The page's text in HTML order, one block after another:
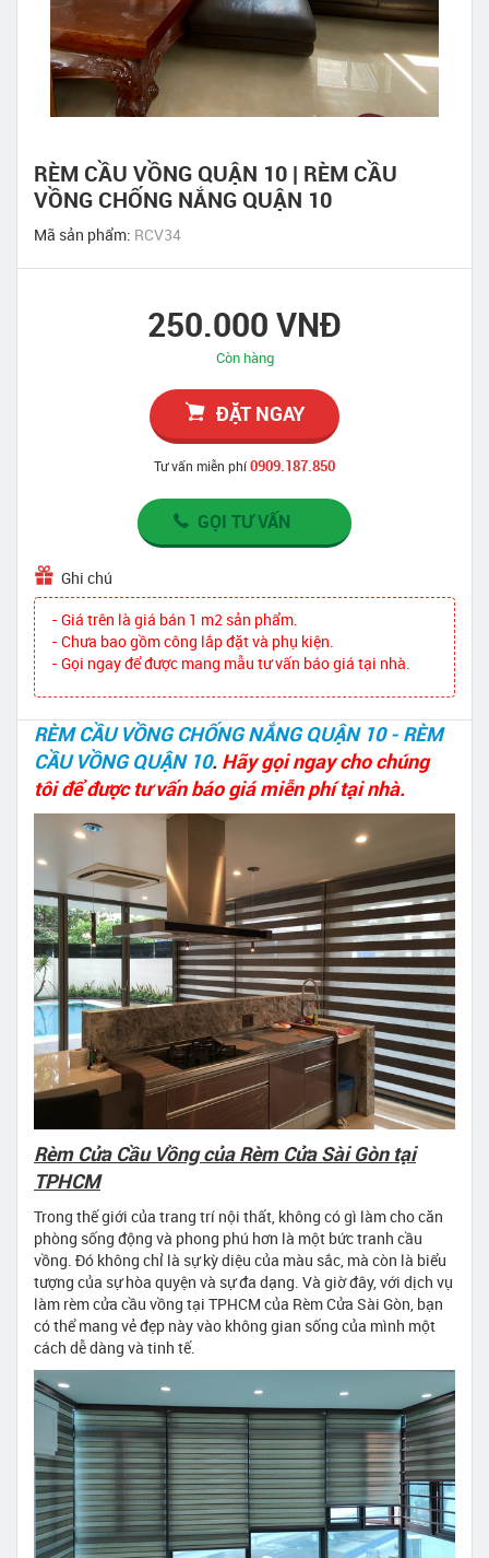
RÈM CẦU VỒNG QUẬN 10 | RÈM CẦU
VỒNG CHỐNG NẮNG QUẬN 10
Mã sản phẩm: RCV34
250.000 VNĐ
Còn hàng
ĐẶT NGAY
Tư vấn miễn phí0909.187.850
GỌI TƯ VẤN
Ghi chú
- Giá trên là giá bán 1 m2 sản phẩm.
- Chưa bao gồm công lắp đặt và phụ kiện.
- Gọi ngay để được mang mẫu tư vấn báo giá tại nhà.
RÈM CẦU VỒNG CHỐNG NẮNG QUẬN 10 - RÈM
CẦU VỒNG QUẬN 10. Hãy gọi ngay cho chúng
tôi để được tư vấn báo giá miễn phí tại nhà.
Rèm Cửa Cầu Vồng của Rèm Cửa Sài Gòn tại
TPHCM
Trong thế giới của trang trí nội thất, không có gì làm cho căn
phòng sống động và phong phú hơn là một bức tranh cầu
vồng. Đó không chỉ là sự kỳ diệu của màu sắc, mà còn là biểu
tượng của sự hòa quyện và sự đa dạng. Và giờ đây, với dịch vụ
làm rèm cửa cầu vồng tại TPHCM của Rèm Cửa Sài Gòn, bạn
có thể mang vẻ đẹp này vào không gian sống của mình một
cách dễ dàng và tinh tế.